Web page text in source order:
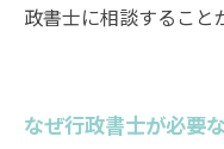
政書士に相談すること
なぜ行政書士が必要